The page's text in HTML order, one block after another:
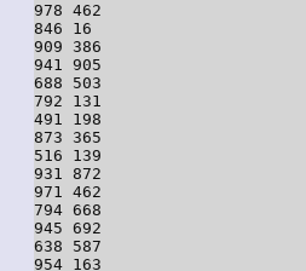
978 462
846 16
909 386
941 905
688 503
792 131
491 198
873 365
516 139
931 872
971 462
794 668
945 692
638 587
954 163